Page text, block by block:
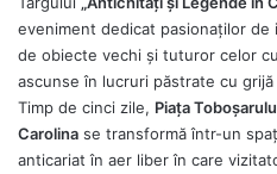
eveniment dedicat pasionaților
de obiecte vechi și tuturor celor
ascunse în lucruri păstrate cu
Timp de cinci zile, Piața
Carolina se transformă într-un
anticariat în aer liber în care